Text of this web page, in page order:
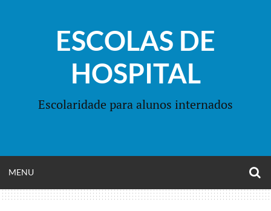
ESCOLAS DE
HOSPITAL
Escolaridade para alunos internados
MENU
MENU